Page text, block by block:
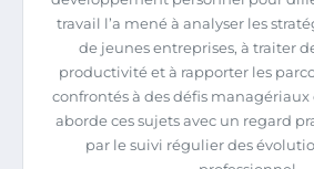
travail l’a mené à analyser les
de jeunes entreprises, à traiter
productivité et à rapporter les
confrontés à des défis managériaux
aborde ces sujets avec un regard
par le suivi régulier des